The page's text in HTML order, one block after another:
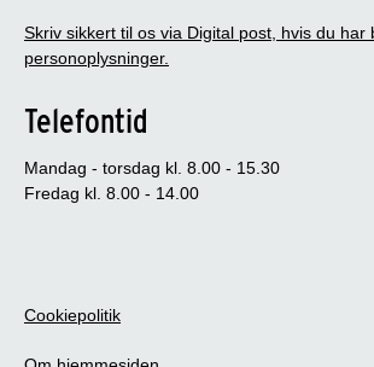
Skriv sikkert til os via Digital post, hvis du har
personoplysninger.
Telefontid
Mandag - torsdag kl. 8.00 - 15.30
Fredag kl. 8.00 - 14.00
Cookiepolitik